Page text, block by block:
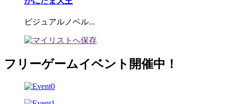
ビジュアルノベル...
フリーゲームイベント開催中！